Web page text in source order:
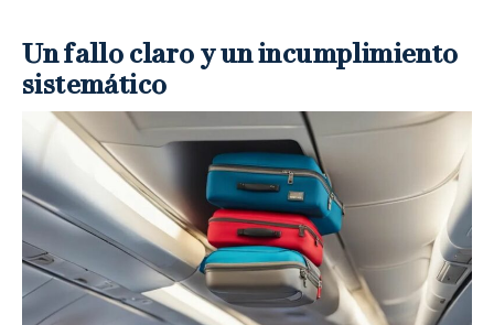
Un fallo claro y un incumplimiento
sistemático